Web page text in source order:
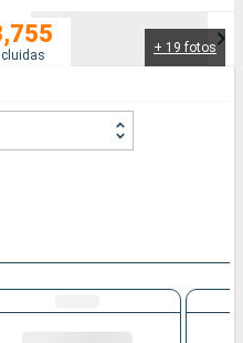
+ 19 fotos
Compañías